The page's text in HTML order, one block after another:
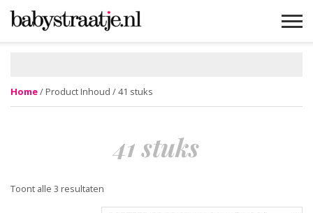
Home/ Product Inhoud / 41 stuks
41 stuks
Toont alle 3 resultaten
op